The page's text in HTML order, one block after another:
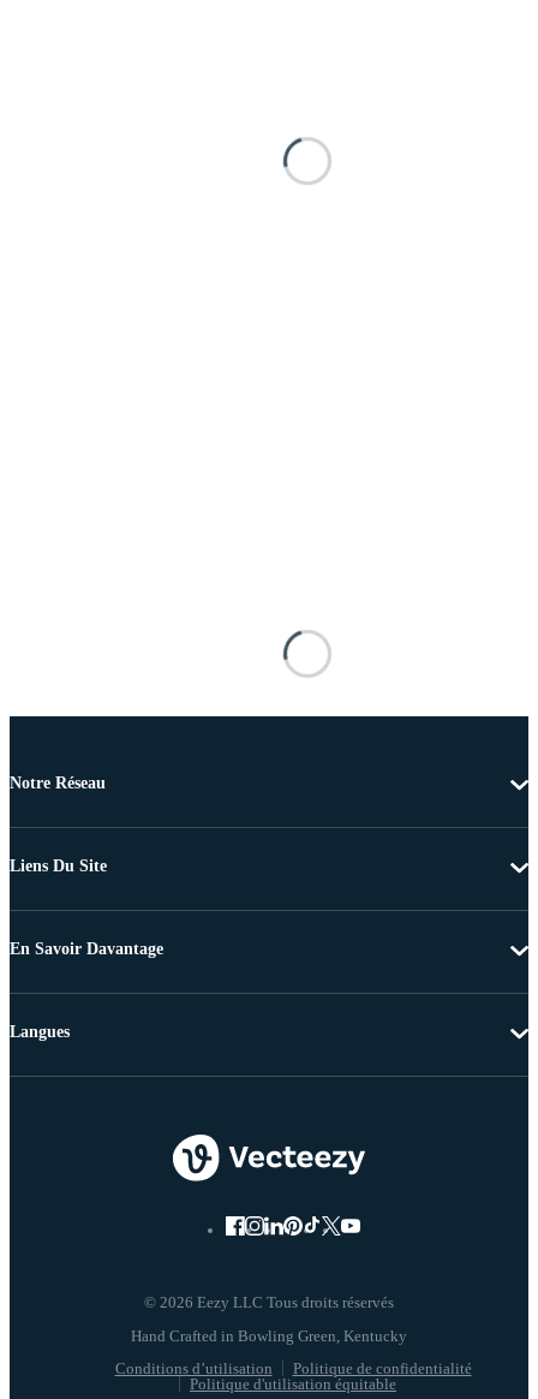
Notre Réseau
Liens Du Site
En Savoir Davantage
© 2026 Eezy LLC Tous droits réservés
Conditions d’utilisation
Politique de confidentialité
Politique d'utilisation équitable
Langues